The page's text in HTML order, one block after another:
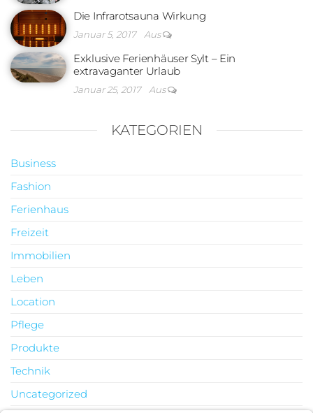
Die Infrarotsauna Wirkung
Januar 5, 2017 Aus
Exklusive Ferienhäuser Sylt – Ein
extravaganter Urlaub
Januar 25, 2017 Aus
KATEGORIEN
Business
Fashion
Ferienhaus
Freizeit
Immobilien
Leben
Location
Pflege
Produkte
Technik
Uncategorized